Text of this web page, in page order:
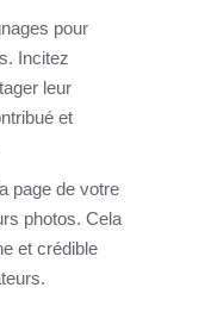
pour
Incitez
leur
et
page de votre
photos. Cela
et crédible